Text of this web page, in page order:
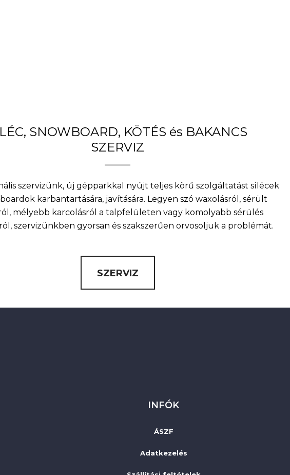
SNOWBOARD, KÖTÉS és BAKANCS
SZERVIZ
szervizünk, új gépparkkal nyújt teljes körű szolgáltatást sílécek
karbantartására, javítására. Legyen szó waxolásról, sérült
mélyebb karcolásról a talpfelületen vagy komolyabb sérülés
szervizünkben gyorsan és szakszerűen orvosoljuk a problémát.
SZERVIZ
INFÓK
ÁSZF
Adatkezelés